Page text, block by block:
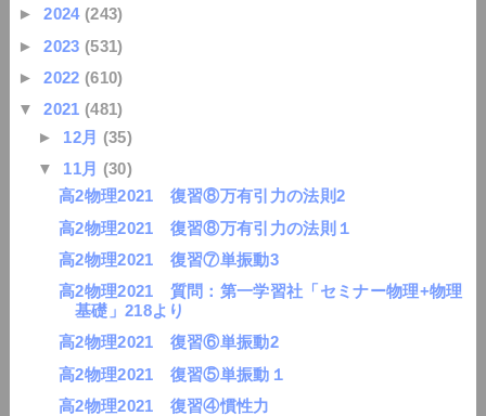
►2024 (243)
►2023 (531)
►2022 (610)
▼2021 (481)
► 12月 (35)
▼ 11月 (30)
高2物理2021 復習⑧万有引力の法則2
高2物理2021 復習⑧万有引力の法則１
高2物理2021 復習⑦単振動3
高2物理2021 質問：第一学習社「セミナー物理+物理
基礎」218より
高2物理2021 復習⑥単振動2
高2物理2021 復習⑤単振動１
高2物理2021 復習④慣性力